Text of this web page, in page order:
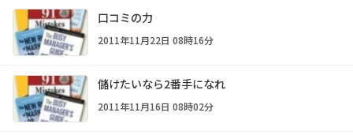
口コミの力
2011年11月22日 08時16分
儲けたいなら2番手になれ
2011年11月16日 08時02分